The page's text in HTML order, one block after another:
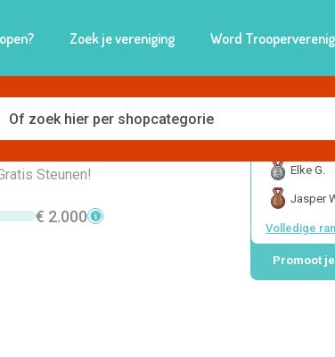
Zoek je vereniging Word
Steunen!
€ 2.000
Christel
Elke G.
Jasper
Volledige
Promoot